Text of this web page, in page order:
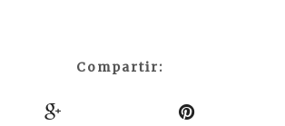
Compartir: